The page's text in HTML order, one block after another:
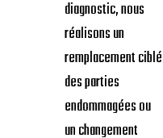
diagnostic, nous
réalisons un
remplacement ciblé
des parties
endommagées ou
un changement